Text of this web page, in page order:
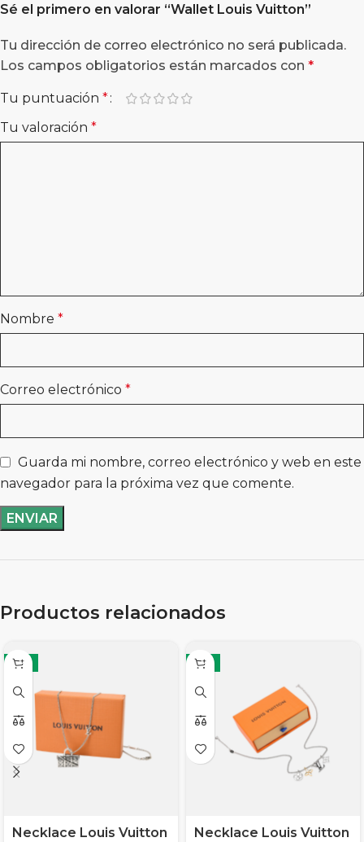
Sé el primero en valorar “Wallet Louis Vuitton”
Tu dirección de correo electrónico no será publicada.
Los campos obligatorios están marcados con *
Tu puntuación *
Tu valoración *
Nombre *
Correo electrónico *
Guarda mi nombre, correo electrónico y web en este
navegador para la próxima vez que comente.
Productos relacionados
-11%
Necklace Louis Vuitton
-11%
Necklace Louis Vuitton